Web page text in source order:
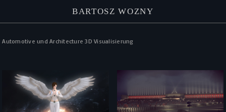
BARTOSZ WOZNY
Automotive und Architecture 3D Visualisierung